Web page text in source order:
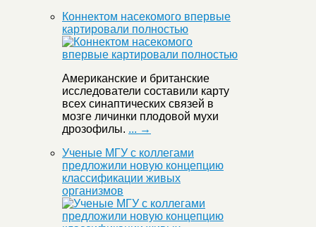
Коннектом насекомого впервые
картировали полностью
Американские и британские
исследователи составили карту
всех синаптических связей в
мозге личинки плодовой мухи
дрозофилы. ... →
Ученые МГУ с коллегами
предложили новую концепцию
классификации живых
организмов